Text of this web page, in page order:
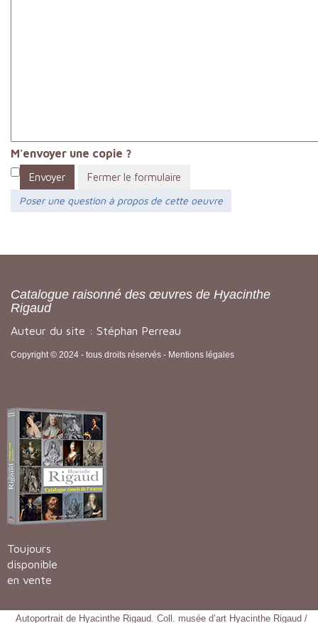
M'envoyer une copie ?
Envoyer
Fermer le formulaire
Poser une question à propos de cette oeuvre
Catalogue raisonné des œuvres de Hyacinthe
Rigaud
Auteur du site : Stéphan Perreau
Copyright © 2024 - tous droits réservés - Mentions légales
Toujours
disponible
en vente
Autoportrait de Hyacinthe Rigaud. Coll. musée d’art Hyacinthe Rigaud /